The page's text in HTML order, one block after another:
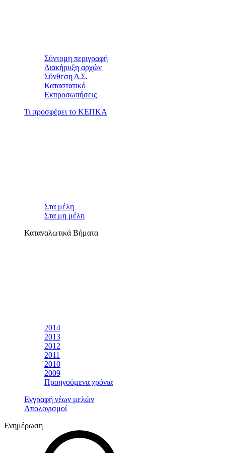
Σύντομη περιγραφή
Διακήρυξη αρχών
Σύνθεση Δ.Σ.
Καταστατικό
Εκπροσωπήσεις
Τι προσφέρει το ΚΕΠΚΑ
Στα μέλη
Στα μη μέλη
Καταναλωτικά Βήματα
2014
2013
2012
2011
2010
2009
Προηγούμενα χρόνια
Εγγραφή νέων μελών
Απολογισμοί
Ενημέρωση